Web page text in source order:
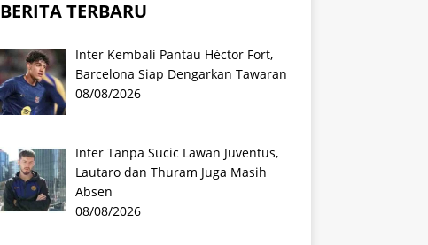
BERITA TERBARU
Inter Kembali Pantau Héctor Fort,
Barcelona Siap Dengarkan Tawaran
08/08/2026
Inter Tanpa Sucic Lawan Juventus,
Lautaro dan Thuram Juga Masih
Absen
08/08/2026